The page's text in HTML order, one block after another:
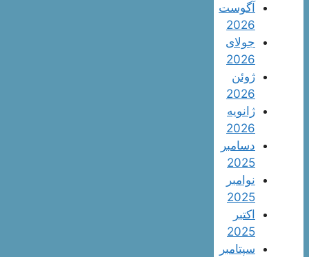
آگوست
2026
جولای
2026
ژوئن
2026
ژانویه
2026
دسامبر
2025
نوامبر
2025
اکتبر
2025
سپتامبر